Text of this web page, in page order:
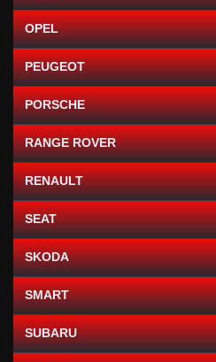
OPEL
PEUGEOT
PORSCHE
RANGE ROVER
RENAULT
SEAT
SKODA
SMART
SUBARU